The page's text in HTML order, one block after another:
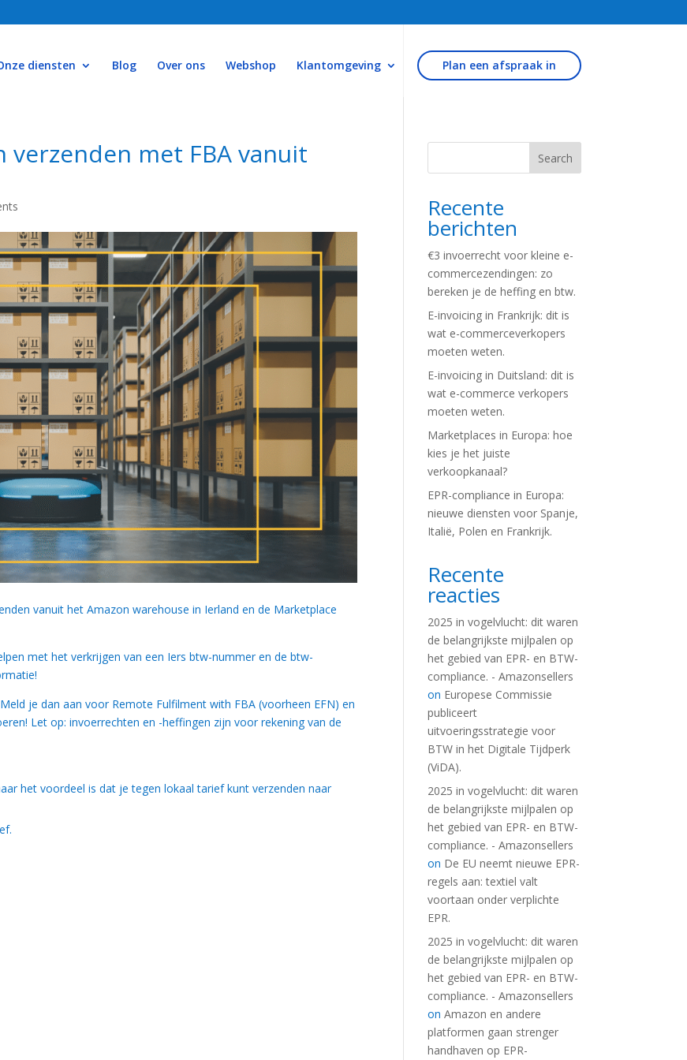
diensten Blog Over ons Webshop Klantomgeving Plan een afspraak in
verzenden met FBA vanuit
vanuit het Amazon warehouse in Ierland en de Marketplace
met het verkrijgen van een Iers btw-nummer en de btw-
je dan aan voor Remote Fulfilment with FBA (voorheen EFN) en
Let op: invoerrechten en -heffingen zijn voor rekening van de
het voordeel is dat je tegen lokaal tarief kunt verzenden naar
Search
Recente
berichten
€3 invoerrecht voor kleine e-
commercezendingen: zo
bereken je de heffing en btw.
E-invoicing in Frankrijk: dit is
wat e-commerceverkopers
moeten weten.
E-invoicing in Duitsland: dit is
wat e-commerce verkopers
moeten weten.
Marketplaces in Europa: hoe
kies je het juiste
verkoopkanaal?
EPR-compliance in Europa:
nieuwe diensten voor Spanje,
Italië, Polen en Frankrijk.
Recente
reacties
2025 in vogelvlucht: dit waren
de belangrijkste mijlpalen op
het gebied van EPR- en BTW-
compliance. - Amazonsellers
on Europese Commissie
publiceert
uitvoeringsstrategie voor
BTW in het Digitale Tijdperk
(ViDA).
2025 in vogelvlucht: dit waren
de belangrijkste mijlpalen op
het gebied van EPR- en BTW-
compliance. - Amazonsellers
on De EU neemt nieuwe EPR-
regels aan: textiel valt
voortaan onder verplichte
EPR.
2025 in vogelvlucht: dit waren
de belangrijkste mijlpalen op
het gebied van EPR- en BTW-
compliance. - Amazonsellers
onAmazon en andere
platformen gaan strenger
handhaven op EPR-